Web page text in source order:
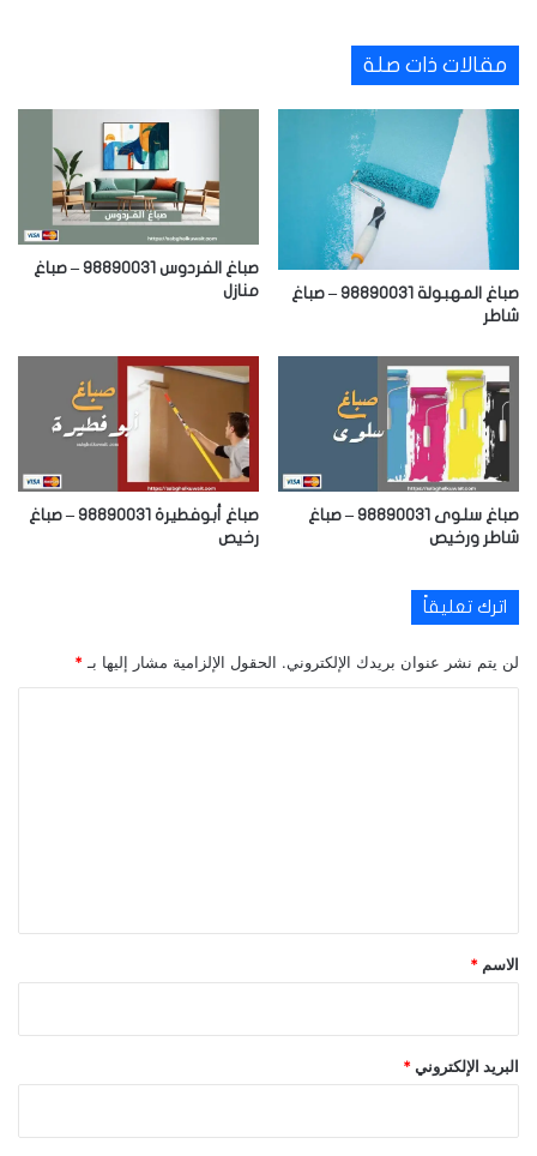
مقالات ذات صلة
صباغ المهبولة 98890031 – صباغ
شاطر
صباغ الفردوس 98890031 – صباغ
منازل
صباغ سلوى 98890031 – صباغ
شاطر ورخيص
صباغ أبوفطيرة 98890031 – صباغ
رخيص
اترك تعليقاً
لن يتم نشر عنوان بريدك الإلكتروني. الحقول الإلزامية مشار إليها بـ *
*
الاسم *
البريد الإلكتروني *